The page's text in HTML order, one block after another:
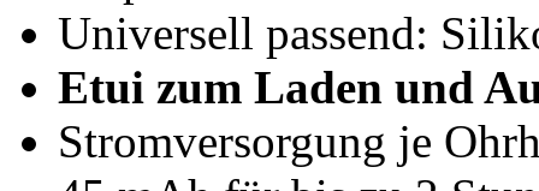
Universell passend:
Etui zum Laden und
Stromversorgung je